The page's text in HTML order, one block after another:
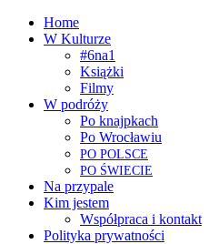
Home
W Kulturze
#6na1
Książki
Filmy
W podróży
Po knajpkach
Po Wrocławiu
PO POLSCE
PO ŚWIECIE
Na przypale
Kim jestem
Współpraca i kontakt
Polityka prywatności